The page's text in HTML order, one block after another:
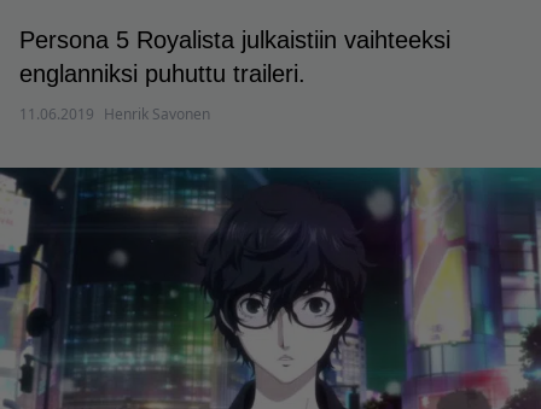
Persona 5 Royalista julkaistiin vaihteeksi
englanniksi puhuttu traileri.
11.06.2019 Henrik Savonen